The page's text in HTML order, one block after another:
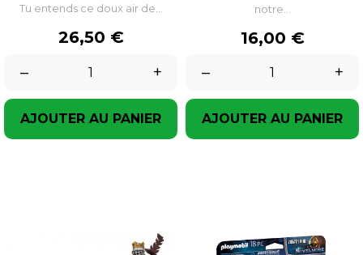
Tu entends ce doux air de...
Prix
26,50 €
–
+
AJOUTER AU PANIER
notre...
Prix
16,00 €
–
+
AJOUTER AU PANIER